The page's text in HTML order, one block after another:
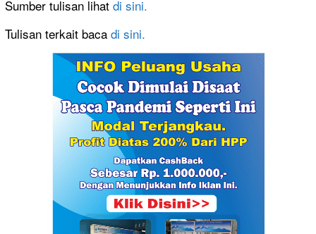
Sumber tulisan lihat di sini.
Tulisan terkait baca di sini.